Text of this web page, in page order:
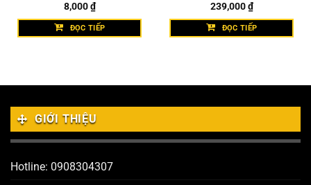
8,000₫
ĐỌC TIẾP
239,000₫
ĐỌC TIẾP
GIỚI THIỆU
Hotline: 0908304307